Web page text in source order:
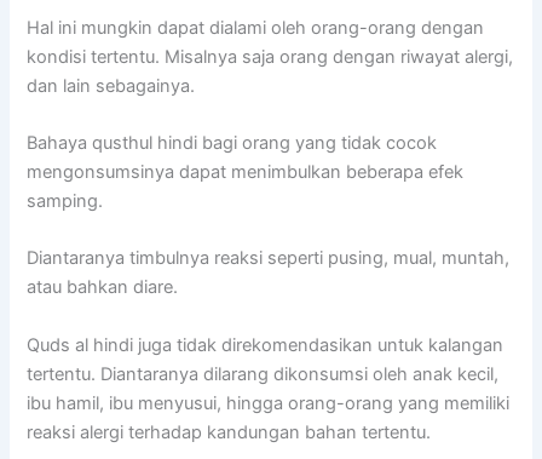
Hal ini mungkin dapat dialami oleh orang-orang dengan
kondisi tertentu. Misalnya saja orang dengan riwayat alergi,
dan lain sebagainya.
Bahaya qusthul hindi bagi orang yang tidak cocok
mengonsumsinya dapat menimbulkan beberapa efek
samping.
Diantaranya timbulnya reaksi seperti pusing, mual, muntah,
atau bahkan diare.
Quds al hindi juga tidak direkomendasikan untuk kalangan
tertentu. Diantaranya dilarang dikonsumsi oleh anak kecil,
ibu hamil, ibu menyusui, hingga orang-orang yang memiliki
reaksi alergi terhadap kandungan bahan tertentu.